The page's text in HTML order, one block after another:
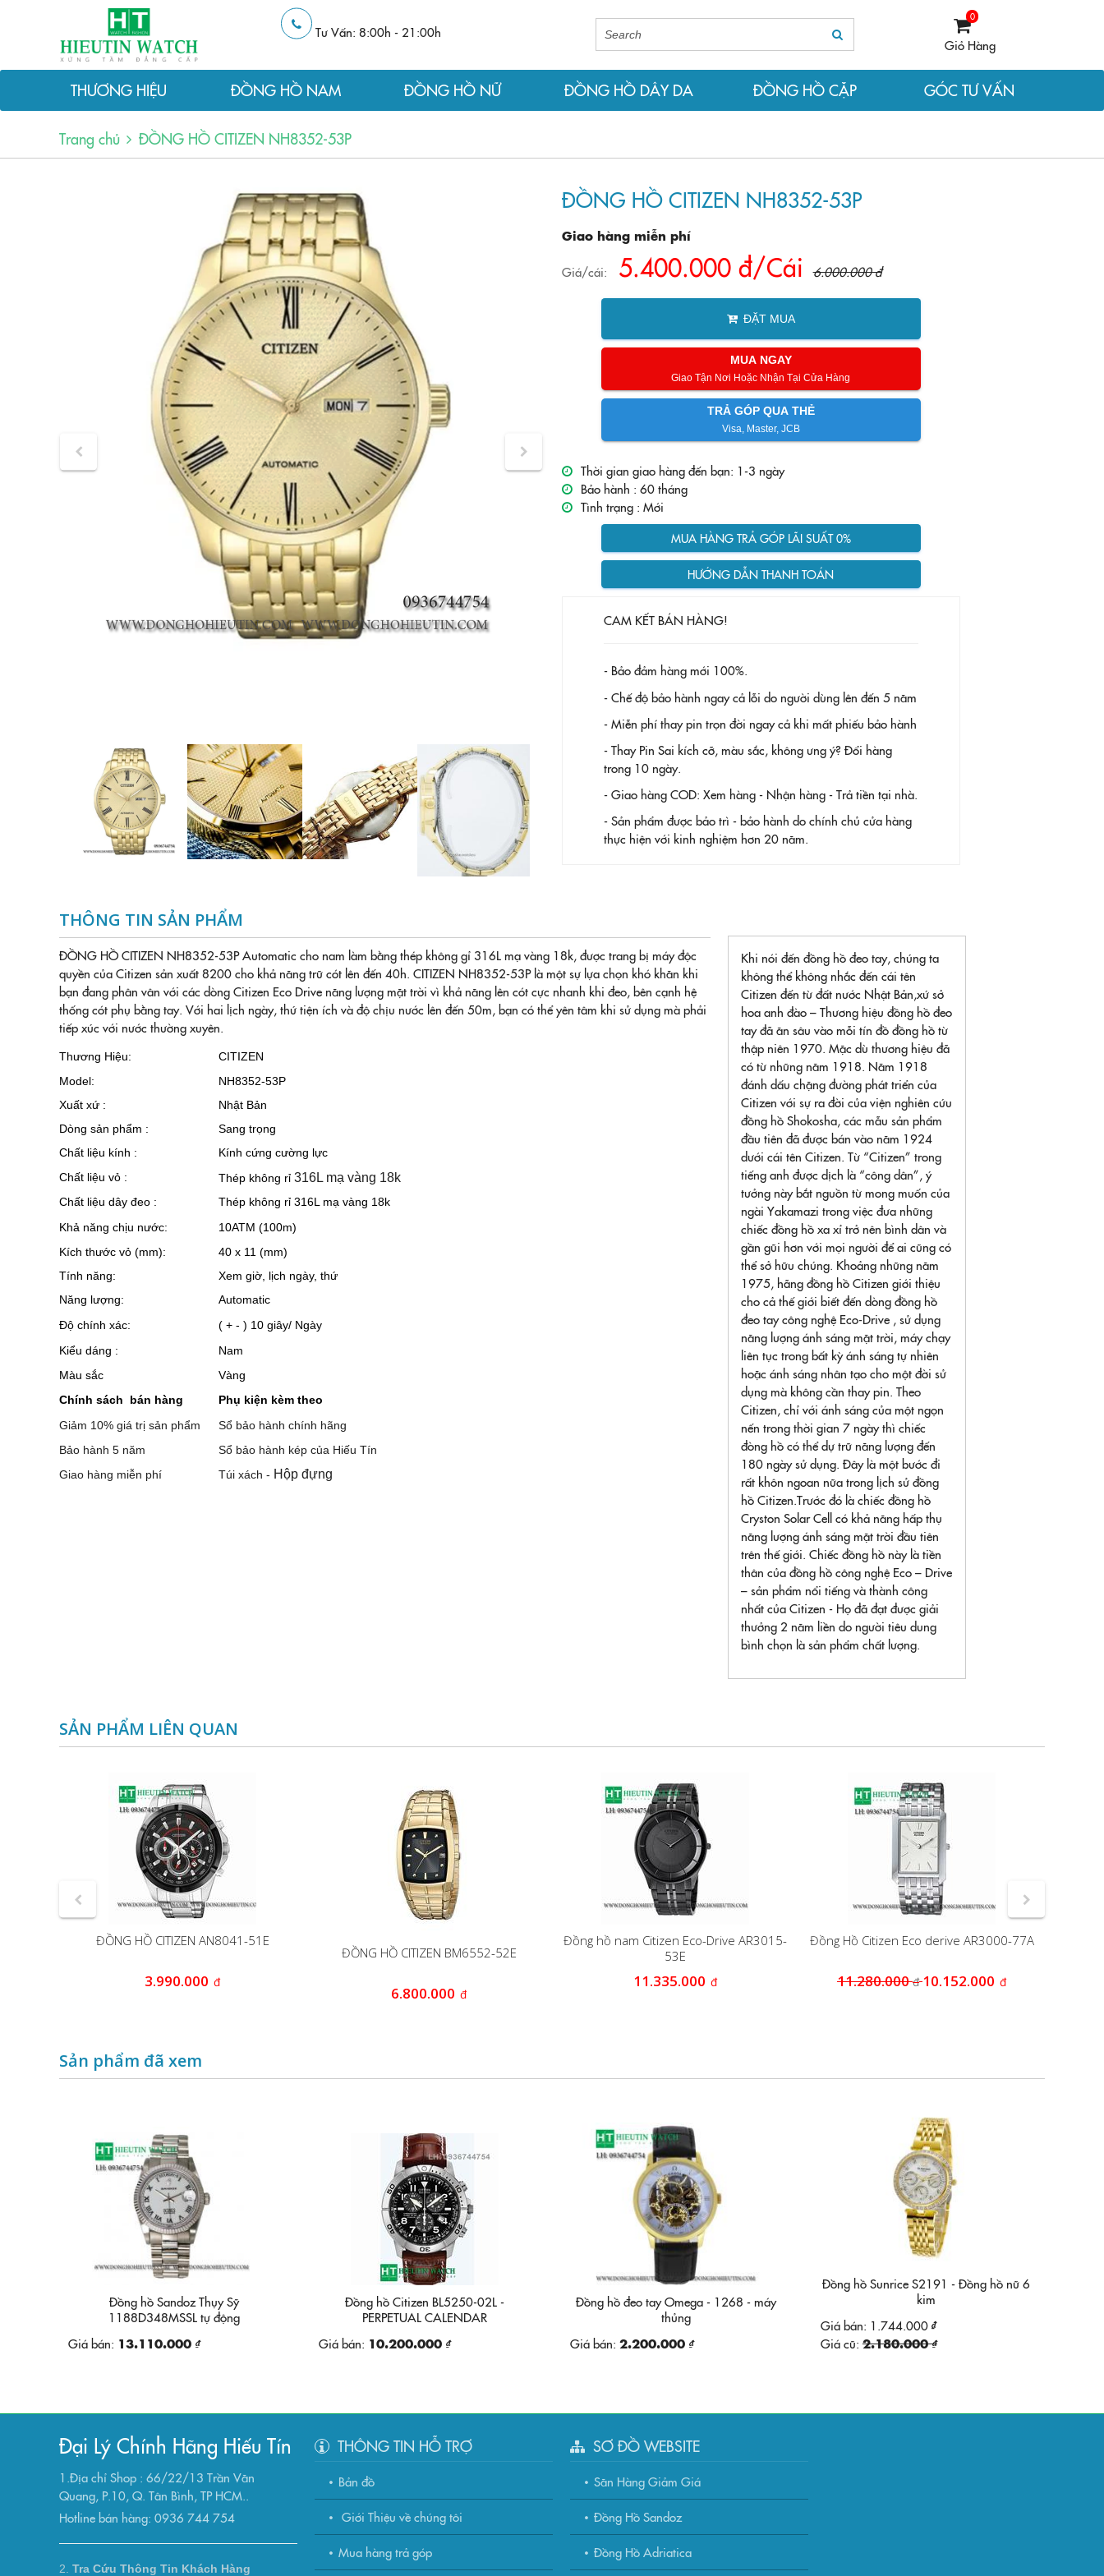
Tư Vấn: 8:00h - 21:00h
0
Giỏ Hàng
THƯƠNG HIỆU ĐỒNG HỒ NAM ĐỒNG HỒ NỮ ĐỒNG HỒ DÂY DA ĐỒNG HỒ CẶP GÓC TƯ VẤN
Trang chủ ĐỒNG HỒ CITIZEN NH8352-53P
ĐỒNG HỒ CITIZEN NH8352-53P
Giao hàng miễn phí
Giá/cái: 5.400.000 đ/Cái 6.000.000 đ
ĐẶT MUA
MUA NGAY
Giao Tận Nơi Hoặc Nhận Tại Cửa Hàng
TRẢ GÓP QUA THẺ
Visa, Master, JCB
Thời gian giao hàng đến bạn: 1-3 ngày
Bảo hành : 60 tháng
Tình trạng : Mới
MUA HÀNG TRẢ GÓP LÃI SUẤT 0%
HƯỚNG DẪN THANH TOÁN
CAM KẾT BÁN HÀNG!
- Bảo đảm hàng mới 100%.
- Chế độ bảo hành ngay cả lỗi do người dùng lên đến 5 năm
- Miễn phí thay pin trọn đời ngay cả khi mất phiếu bảo hành
- Thay Pin Sai kích cỡ, màu sắc, không ưng ý? Đổi hàng
trong 10 ngày.
- Giao hàng COD: Xem hàng - Nhận hàng - Trả tiền tại nhà.
- Sản phẩm được bảo trì - bảo hành do chính chủ cửa hàng
thực hiện với kinh nghiệm hơn 20 năm.
THÔNG TIN SẢN PHẨM
ĐỒNG HỒ CITIZEN NH8352-53P Automatic cho nam làm bằng thép không gỉ 316L mạ vàng 18k, được trang bị máy độc
quyền của Citizen sản xuất 8200 cho khả năng trữ cót lên đến 40h. CITIZEN NH8352-53P là một sự lựa chọn khó khăn khi
bạn đang phân vân với các dòng Citizen Eco Drive năng lượng mặt trời vì khả năng lên cót cực nhanh khi đeo, bên cạnh hệ
thống cót phụ bằng tay. Với hai lịch ngày, thứ tiện ích và độ chịu nước lên đến 50m, bạn có thể yên tâm khi sử dụng mà phải
tiếp xúc với nước thường xuyên.
Thương Hiệu:
CITIZEN
Model:
NH8352-53P
Xuất xứ :
Nhật Bản
Dòng sản phẩm :
Sang trọng
Chất liệu kính :
Kính cứng cường lực
Chất liệu vỏ :
Thép không rỉ 316L mạ vàng 18k
Chất liệu dây đeo :
Thép không rỉ 316L mạ vàng 18k
Khả năng chịu nước:
10ATM (100m)
Kích thước vỏ (mm):
40 x 11 (mm)
Tính năng:
Xem giờ, lịch ngày, thứ
Năng lượng:
Automatic
Độ chính xác:
( + - ) 10 giây/ Ngày
Kiểu dáng :
Nam
Màu sắc
Vàng
Chính sách bán hàng
Phụ kiện kèm theo
Giảm 10% giá trị sản phẩm
Sổ bảo hành chính hãng
Bảo hành 5 năm
Sổ bảo hành kép của Hiếu Tín
Giao hàng miễn phí
Túi xách - Hộp đựng
Khi nói đến đồng hồ đeo tay, chúng ta
không thể không nhắc đến cái tên
Citizen đến từ đất nước Nhật Bản,xứ sở
hoa anh đào – Thương hiệu đồng hồ đeo
tay đã ăn sâu vào mỗi tín đồ đồng hồ từ
thập niên 1970. Mặc dù thương hiệu đã
có từ những năm 1918. Năm 1918
đánh dấu chặng đường phát triển của
Citizen với sự ra đời của viện nghiên cứu
đồng hồ Shokosha, các mẫu sản phẩm
đầu tiên đã được bán vào năm 1924
dưới cái tên Citizen. Từ “Citizen” trong
tiếng anh được dịch là “công dân”, ý
tưởng này bắt nguồn từ mong muốn của
ngài Yakamazi trong việc đưa những
chiếc đồng hồ xa xỉ trở nên bình dân và
gần gũi hơn với mọi người để ai cũng có
thể sở hữu chúng. Khoảng những năm
1975, hãng đồng hồ Citizen giới thiệu
cho cả thế giới biết đến dòng đồng hồ
đeo tay công nghệ Eco-Drive , sử dụng
năng lượng ánh sáng mặt trời, máy chạy
liên tục trong bất kỳ ánh sáng tự nhiên
hoặc ánh sáng nhân tạo cho một đời sử
dụng mà không cần thay pin. Theo
Citizen, chỉ với ánh sáng của một ngọn
nến trong thời gian 7 ngày thì chiếc
đòng hồ có thể dự trữ năng lượng đến
180 ngày sử dụng. Đây là một bước đi
rất khôn ngoan nữa trong lịch sử đồng
hồ Citizen.Trước đó là chiếc đồng hồ
Cryston Solar Cell có khả năng hấp thụ
năng lượng ánh sáng mặt trời đầu tiên
trên thế giới. Chiếc đồng hồ này là tiền
thân của đồng hồ công nghệ Eco – Drive
– sản phẩm nổi tiếng và thành công
nhất của Citizen - Họ đã đạt được giải
thưởng 2 năm liền do người tiêu dung
bình chọn là sản phẩm chất lượng.
SẢN PHẨM LIÊN QUAN
ĐỒNG HỒ CITIZEN AN8041-51E
3.990.000 đ
ĐỒNG HỒ CITIZEN BM6552-52E
6.800.000 đ
Đồng hồ nam Citizen Eco-Drive AR3015-
53E
11.335.000 đ
Đồng Hồ Citizen Eco derive AR3000-77A
11.280.000đ 10.152.000 đ
Sản phẩm đã xem
Đồng hồ Sandoz Thụy Sỹ
1188D348MSSL tự động
Giá bán: 13.110.000 ₫
Đồng hồ Citizen BL5250-02L -
PERPETUAL CALENDAR
Giá bán: 10.200.000 ₫
Đồng hồ đeo tay Omega - 1268 - máy
thủng
Giá bán: 2.200.000 ₫
Đồng hồ Sunrice S2191 - Đồng hồ nữ 6
kim
Giá bán: 1.744.000 ₫
Giá cũ: 2.180.000 ₫
Đại Lý Chính Hãng Hiếu Tín
1.Địa chỉ Shop : 66/22/13 Trần Văn
Quang, P.10, Q. Tân Bình, TP HCM..
Hotline bán hàng: 0936 744 754
2. Tra Cứu Thông Tin Khách Hàng
THÔNG TIN HỖ TRỢ
Bản đồ
Giới Thiệu về chúng tôi
Mua hàng trả góp
SƠ ĐỒ WEBSITE
Săn Hàng Giảm Giá
Đồng Hồ Sandoz
Đồng Hồ Adriatica